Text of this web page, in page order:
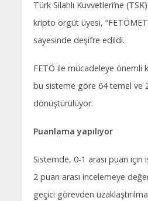
Türk Silahlı Kuvvetleri’ne
kripto örgüt üyesi,
sayesinde deşifre edildi.
FETÖ ile mücadeleye önemli
bu sisteme göre 64 temel ve
dönüştürülüyor.
Puanlama yapılıyor
Sistemde, 0-1 arası puan için
2 puan arası incelemeye
geçici görevden